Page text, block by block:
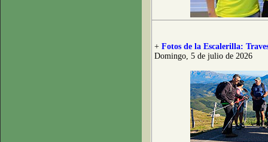
+ Fotos de la Escalerilla:
Domingo, 5 de julio de 2026